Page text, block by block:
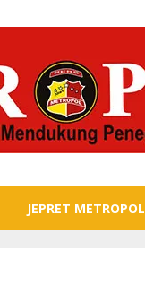
JEPRET METROPOL